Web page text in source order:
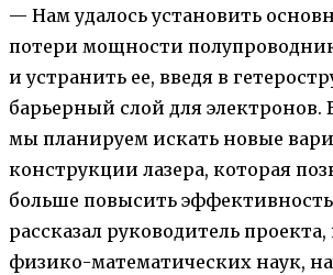
— Нам удалось установить
потери мощности
и устранить ее, введя в
барьерный слой для
мы планируем искать новые
конструкции лазера, которая
больше повысить
рассказал руководитель
физико-математических наук,